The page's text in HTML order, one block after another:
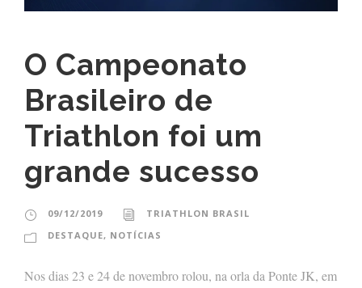
O Campeonato
Brasileiro de
Triathlon foi um
grande sucesso
09/12/2019
TRIATHLON BRASIL
DESTAQUE, NOTÍCIAS
Nos dias 23 e 24 de novembro rolou, na orla da Ponte JK, em